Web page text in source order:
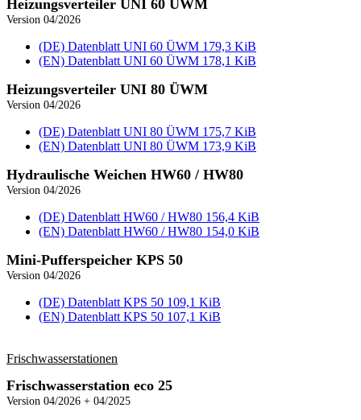
Heizungsverteiler UNI 60 ÜWM
Version 04/2026
(DE) Datenblatt UNI 60 ÜWM 179,3 KiB
(EN) Datenblatt UNI 60 ÜWM 178,1 KiB
Heizungsverteiler UNI 80 ÜWM
Version 04/2026
(DE) Datenblatt UNI 80 ÜWM 175,7 KiB
(EN) Datenblatt UNI 80 ÜWM 173,9 KiB
Hydraulische Weichen HW60 / HW80
Version 04/2026
(DE) Datenblatt HW60 / HW80 156,4 KiB
(EN) Datenblatt HW60 / HW80 154,0 KiB
Mini-Pufferspeicher KPS 50
Version 04/2026
(DE) Datenblatt KPS 50 109,1 KiB
(EN) Datenblatt KPS 50 107,1 KiB
Frischwasser­stationen
Frischwasser­station eco 25
Version 04/2026 + 04/2025